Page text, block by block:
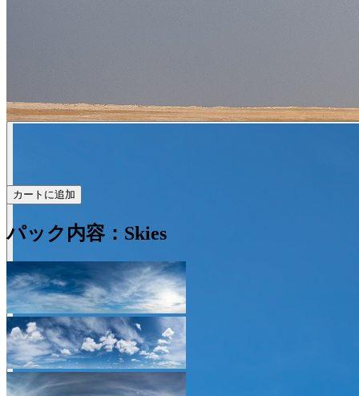
カートに追加
パック内容：Skies